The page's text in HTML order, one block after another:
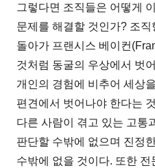
그렇다면 조직들은 어떻게
문제를 해결할 것인가? 조
돌아가 프랜시스 베이컨
것처럼 동굴의 우상에서 벗
개인의 경험에 비추어 세상
편견에서 벗어나야 한다는
다른 사람이 겪고 있는 고통
판단할 수밖에 없으며 진정
수밖에 없을 것이다. 또한